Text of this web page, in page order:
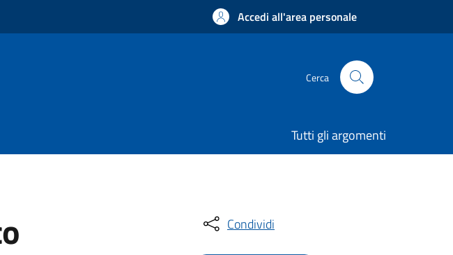
Accedi all'area personale
Cerca
Tutti gli argomenti
Condividi